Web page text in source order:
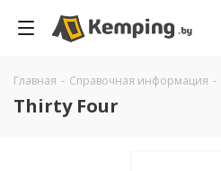
Главная - Справочная информация -
Thirty Four